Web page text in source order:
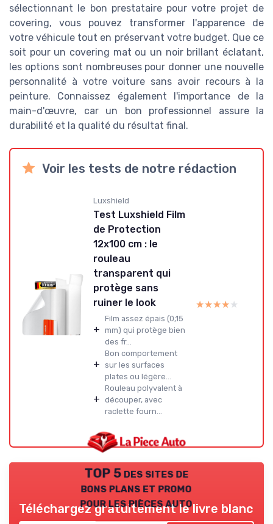
sélectionnant le bon prestataire pour votre projet de
covering, vous pouvez transformer l'apparence de
votre véhicule tout en préservant votre budget. Que ce
soit pour un covering mat ou un noir brillant éclatant,
les options sont nombreuses pour donner une nouvelle
personnalité à votre voiture sans avoir recours à la
peinture. Connaissez également l'importance de la
main-d'œuvre, car un bon professionnel assure la
durabilité et la qualité du résultat final.
Voir les tests de notre rédaction
Luxshield
Test Luxshield Film
de Protection
12x100 cm : le
rouleau
transparent qui
protège sans
ruiner le look
+
Film assez épais (0,15
mm) qui protège bien
des fr...
+
Bon comportement
sur les surfaces
plates ou légère...
+
Rouleau polyvalent à
découper, avec
raclette fourn...
★★★★★
★★★★★
TOP 5 des sites de
bons plans et promo
pour les pièces auto
Téléchargez gratuitement le livre blanc